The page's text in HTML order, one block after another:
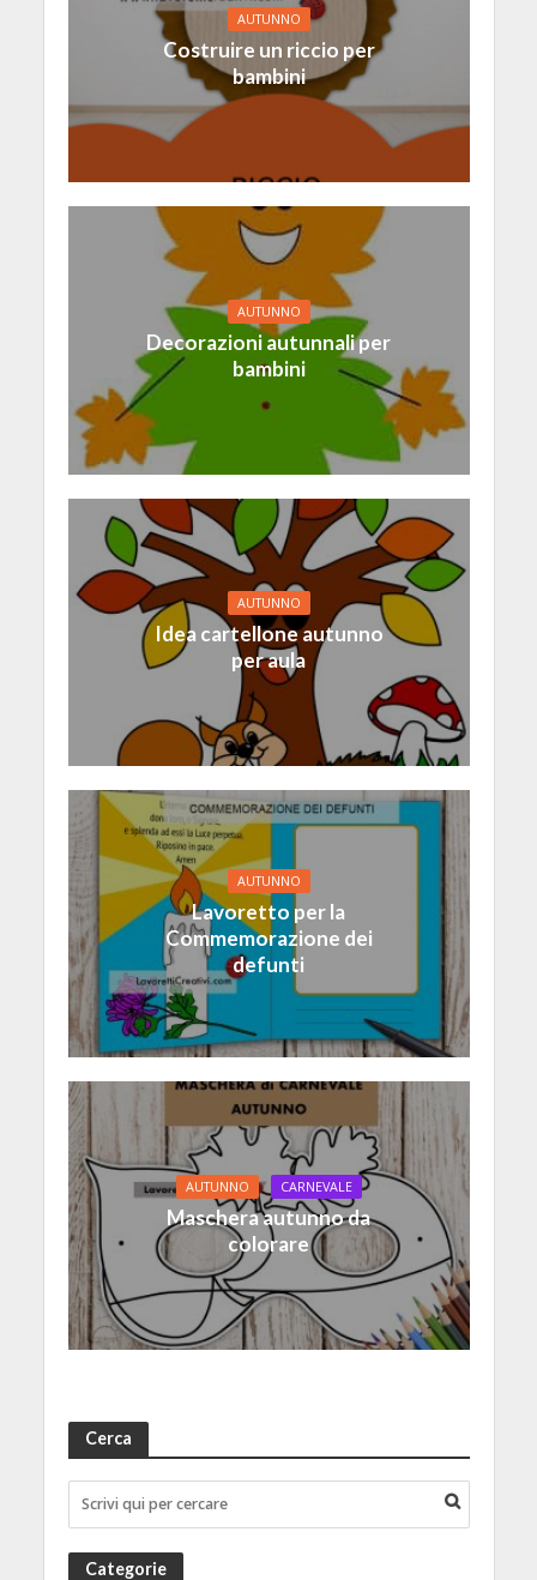
AUTUNNO
Costruire un riccio per
bambini
AUTUNNO
Decorazioni autunnali per
bambini
AUTUNNO
Idea cartellone autunno
per aula
AUTUNNO
Lavoretto per la
Commemorazione dei
defunti
AUTUNNO CARNEVALE
Maschera autunno da
colorare
Cerca
Categorie